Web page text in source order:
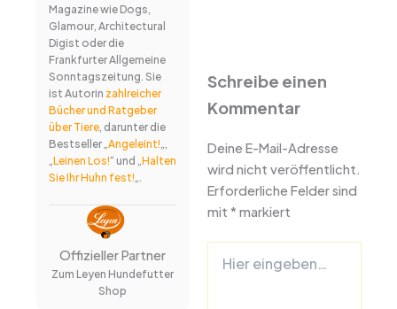
Magazine wie Dogs,
Glamour, Architectural
Digist oder die
Frankfurter Allgemeine
Sonntagszeitung. Sie
ist Autorin zahlreicher
Bücher und Ratgeber
über Tiere, darunter die
Bestseller „ Angeleint!
Leinen Los!“ und „ Halten
Sie Ihr Huhn fest!
Offizieller Partner
Zum Leyen Hundefutter
Shop
Schreibe einen
Kommentar
Deine E-Mail-Adresse
wird nicht veröffentlicht.
Erforderliche Felder sind
mit * markiert
eingeben…